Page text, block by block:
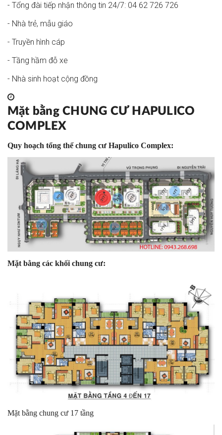
- Tổng đài tiếp nhận thông tin 24/7: 04 62 726 726
- Nhà trẻ, mẫu giáo
- Truyền hình cáp
- Tầng hầm đỗ xe
- Nhà sinh hoạt cộng đồng
Mặt bằng CHUNG CƯ HAPULICO
COMPLEX
Quy hoạch tổng thể chung cư Hapulico Complex:
Mặt bằng các khối chung cư:
Mặt bằng chung cư 17 tầng